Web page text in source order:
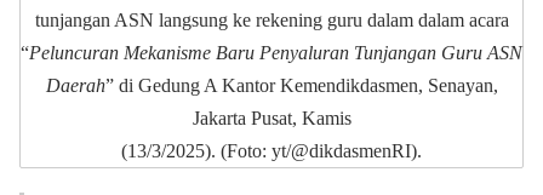
tunjangan ASN langsung ke rekening guru dalam dalam acara
“Peluncuran Mekanisme Baru Penyaluran Tunjangan Guru ASN
Daerah” di Gedung A Kantor Kemendikdasmen, Senayan,
Jakarta Pusat, Kamis
(13/3/2025). (Foto: yt/@dikdasmenRI).